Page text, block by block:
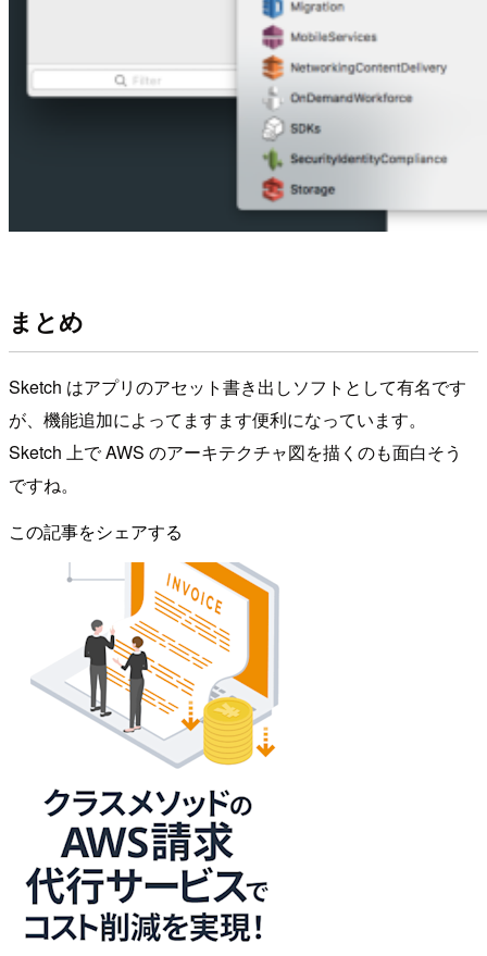
まとめ
Sketch はアプリのアセット書き出しソフトとして有名です
が、機能追加によってますます便利になっています。
Sketch 上で AWS のアーキテクチャ図を描くのも面白そう
ですね。
この記事をシェアする